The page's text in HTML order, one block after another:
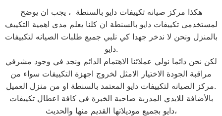
هكذا مركز صيانه تكييفات دايو بالسنطة ، يجب ان يوضح
لمستخدمى تكييفات دايو بالسنطة ان كلنا يعلم مدى اهمية التكييف
بالمنزل ونحن لا ندخر جهدا كي نلبي جميع طلبات الصيانه لتكييفات
دايو.
لكن نحن دائما نولي عملائنا الاهتمام الدائم ونجد في وجود مشرفي
مراقبة الجودة الاختيار الامثل لخروج اجهزة التكييفات سواء من
مركز الصيانه لتكييفات دايو المعتمد بالسنطة او من منزل العميل.
بالأضافة للايدي المدربة صاحبة الخبرة في كافة اعطال تكييفات
دايو بجميع موديلاتها القديم منها والحديث،